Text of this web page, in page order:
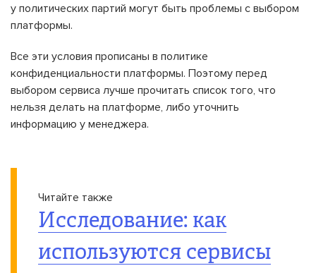
у политических партий могут быть проблемы с выбором
платформы.
Все эти условия прописаны в политике
конфиденциальности платформы. Поэтому перед
выбором сервиса лучше прочитать список того, что
нельзя делать на платформе, либо уточнить
информацию у менеджера.
Читайте также
Исследование: как
используются сервисы